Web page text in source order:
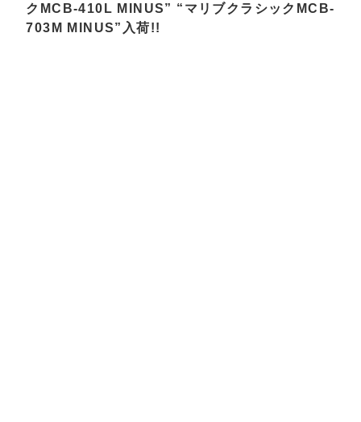
クMCB-410L MINUS” “マリブクラシックMCB-
703M MINUS”入荷!!